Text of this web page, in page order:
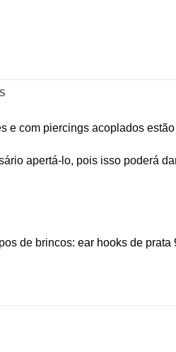
e com piercings acoplados
apertá-lo, pois isso poderá
de brincos: ear hooks de prata